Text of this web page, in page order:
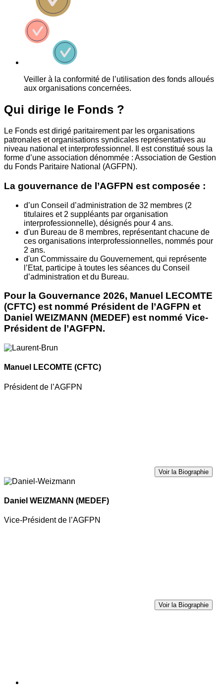
Veiller à la conformité de l’utilisation des fonds alloués
aux organisations concernées.
Qui dirige le Fonds ?
Le Fonds est dirigé paritairement par les organisations
patronales et organisations syndicales représentatives au
niveau national et interprofessionnel. Il est constitué sous la
forme d’une association dénommée : Association de Gestion
du Fonds Paritaire National (AGFPN).
La gouvernance de l’AGFPN est composée :
d’un Conseil d’administration de 32 membres (2
titulaires et 2 suppléants par organisation
interprofessionnelle), désignés pour 4 ans.
d'un Bureau de 8 membres, représentant chacune de
ces organisations interprofessionnelles, nommés pour
2 ans.
d'un Commissaire du Gouvernement, qui représente
l’Etat, participe à toutes les séances du Conseil
d’administration et du Bureau.
Pour la Gouvernance 2026, Manuel LECOMTE
(CFTC) est nommé Président de l’AGFPN et
Daniel WEIZMANN (MEDEF) est nommé Vice-
Président de l’AGFPN.
Manuel LECOMTE (CFTC)
Président de l’AGFPN
Voir la Biographie
Daniel WEIZMANN (MEDEF)
Vice-Président de l’AGFPN
Voir la Biographie